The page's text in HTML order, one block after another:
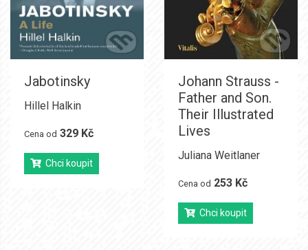
Jabotinsky
Hillel Halkin
Cena od 329 Kč
Chci koupit
Johann Strauss -
Father and Son.
Their Illustrated
Lives
Juliana Weitlaner
Cena od 253 Kč
Chci koupit